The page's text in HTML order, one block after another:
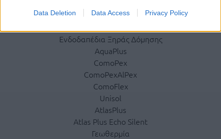
Data Deletion Data Access Privacy Policy
Προϊόντα
Ενδοδαπέδια Ξηράς Δόμησης
AquaPlus
ComoPex
ComoPexAlPex
ComoFlex
Unisol
AtlasPlus
Atlas Plus Echo Silent
Γεωθερμία